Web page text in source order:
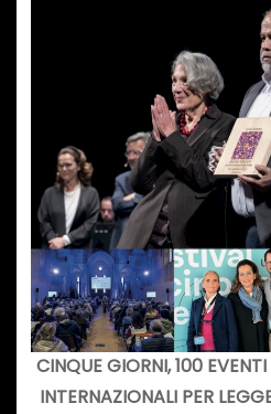
CINQUE GIORNI, 100
INTERNAZIONALI PER